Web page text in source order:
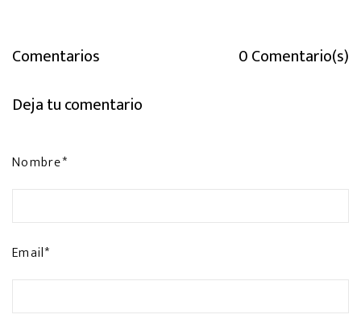
Comentarios
0 Comentario(s)
Deja tu comentario
Nombre*
Email*